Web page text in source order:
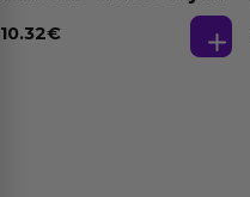
10.32€